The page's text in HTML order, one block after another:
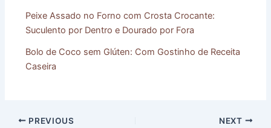
Peixe Assado no Forno com Crosta Crocante:
Suculento por Dentro e Dourado por Fora
Bolo de Coco sem Glúten: Com Gostinho de Receita
Caseira
PREVIOUS NEXT